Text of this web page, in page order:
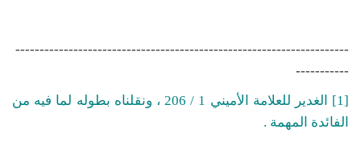
---------------------------------------------------------------------
-----------
[1] الغدير للعلامة الأميني 1 / 206 ، ونقلناه بطوله لما فيه من
الفائدة المهمة .